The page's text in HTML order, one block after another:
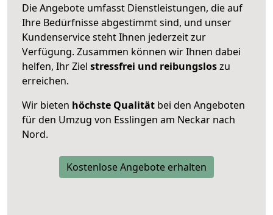
Die Angebote umfasst Dienstleistungen, die auf
Ihre Bedürfnisse abgestimmt sind, und unser
Kundenservice steht Ihnen jederzeit zur
Verfügung. Zusammen können wir Ihnen dabei
helfen, Ihr Ziel stressfrei und reibungsloszu
erreichen.
Wir bieten höchste Qualität bei den Angeboten
für den Umzug von Esslingen am Neckar nach
Nord.
Kostenlose Angebote erhalten